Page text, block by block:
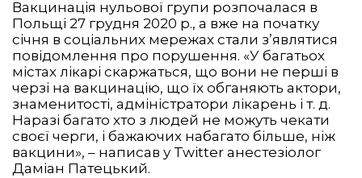
Вакцинація нульової групи розпочалася в
Польщі 27 грудня 2020 р., а вже на початку
січня в соціальних мережах стали з’являтися
повідомлення про порушення. «У багатьох
містах лікарі скаржаться, що вони не перші в
черзі на вакцинацію, що їх обганяють актори,
знаменитості, адміністратори лікарень і т. д.
Наразі багато хто з людей не можуть чекати
своєї черги, і бажаючих набагато більше, ніж
вакцини», – написав у Twitter анестезіолог
Даміан Патецький.